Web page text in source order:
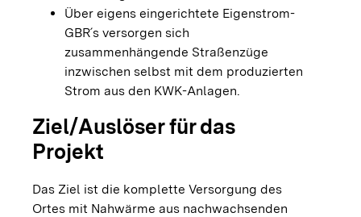
Über eigens eingerichtete Eigenstrom-
GBR´s versorgen sich
zusammenhängende Straßenzüge
inzwischen selbst mit dem produzierten
Strom aus den KWK-Anlagen.
Ziel/Auslöser für das
Projekt
Das Ziel ist die komplette Versorgung des
Ortes mit Nahwärme aus nachwachsenden